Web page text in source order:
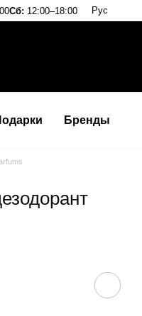
Сб: 12:00–18:00 Рус
Бренды